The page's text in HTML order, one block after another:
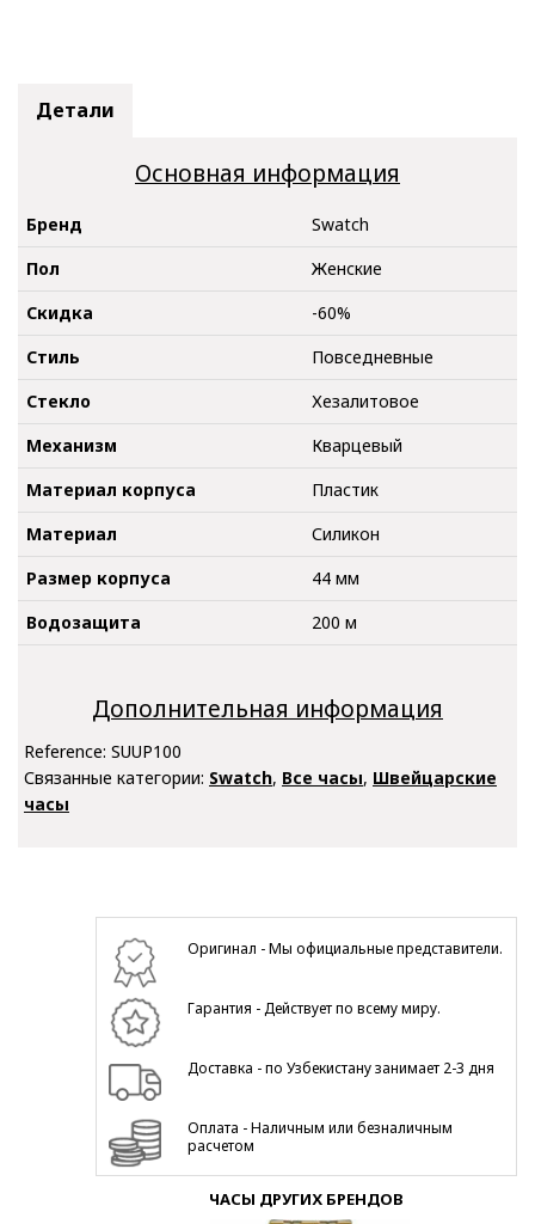
Детали
Основная информация
Бренд
Swatch
Пол
Женские
Скидка
-60%
Стиль
Повседневные
Стекло
Хезалитовое
Механизм
Кварцевый
Материал корпуса
Пластик
Материал
Силикон
Размер корпуса
44 мм
Водозащита
200 м
Дополнительная информация
Reference: SUUP100
Связанные категории: Swatch, Все часы, Швейцарские
часы
Оригинал - Мы официальные представители.
Гарантия - Действует по всему миру.
Доставка - по Узбекистану занимает 2-3 дня
Оплата - Наличным или безналичным
расчетом
ЧАСЫ ДРУГИХ БРЕНДОВ